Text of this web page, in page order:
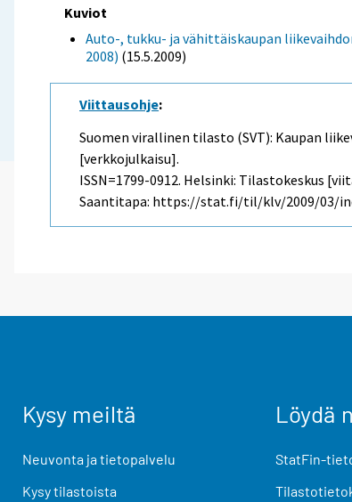
Kuviot
Auto-, tukku- ja vähittäiskaupan
2008) (15.5.2009)
Viittausohje:
Suomen virallinen tilasto (SVT): Kaupan
[verkkojulkaisu].
ISSN=1799-0912. Helsinki: Tilastokeskus
Saantitapa: https://stat.fi/til/klv/2009/03/
Kysy meiltä
Neuvonta ja tietopalvelu
Kysy tilastoista
Löydä
StatFin-